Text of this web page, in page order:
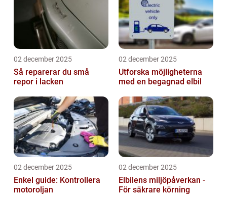
02 december 2025
Så reparerar du små
repor i lacken
02 december 2025
Utforska möjligheterna
med en begagnad elbil
02 december 2025
Enkel guide: Kontrollera
motoroljan
02 december 2025
Elbilens miljöpåverkan -
För säkrare körning